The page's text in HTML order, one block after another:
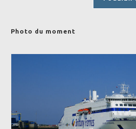
Photo du moment